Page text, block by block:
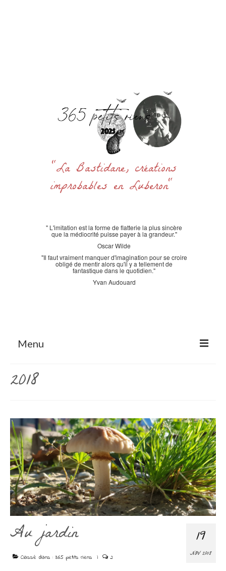
"La Bastidane, créations
improbables en Luberon"
" L'imitation est la forme de flatterie la plus sincère
que la médiocrité puisse payer à la grandeur."
Oscar Wilde
"Il faut vraiment manquer d'imagination pour se croire
obligé de mentir alors qu'il y a tellement de
fantastique dans le quotidien."
Yvan Audouard
Menu
Accueil
Archives
Découvrir
Contact
2018
19
NOV 2018
Au jardin
Classé dans : 365 petits riens | 2